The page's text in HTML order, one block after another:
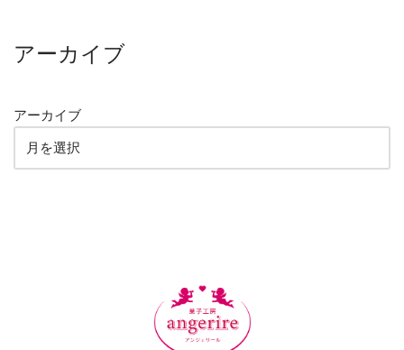
アーカイブ
アーカイブ